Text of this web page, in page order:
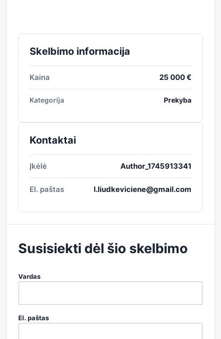
Skelbimo informacija
Kaina 25 000 €
Kategorija Prekyba
Kontaktai
Įkėlė Author_1745913341
El. paštas l.liudkeviciene@gmail.com
Susisiekti dėl šio skelbimo
Vardas
El. paštas